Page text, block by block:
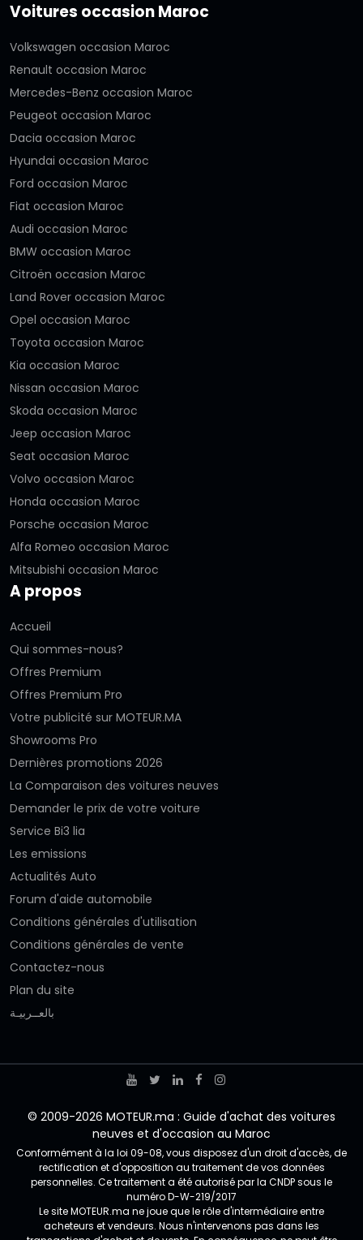
Voitures occasion Maroc
Volkswagen occasion Maroc
Renault occasion Maroc
Mercedes-Benz occasion Maroc
Peugeot occasion Maroc
Dacia occasion Maroc
Hyundai occasion Maroc
Ford occasion Maroc
Fiat occasion Maroc
Audi occasion Maroc
BMW occasion Maroc
Citroën occasion Maroc
Land Rover occasion Maroc
Opel occasion Maroc
Toyota occasion Maroc
Kia occasion Maroc
Nissan occasion Maroc
Skoda occasion Maroc
Jeep occasion Maroc
Seat occasion Maroc
Volvo occasion Maroc
Honda occasion Maroc
Porsche occasion Maroc
Alfa Romeo occasion Maroc
Mitsubishi occasion Maroc
A propos
Accueil
Qui sommes-nous?
Offres Premium
Offres Premium Pro
Votre publicité sur MOTEUR.MA
Showrooms Pro
Dernières promotions 2026
La Comparaison des voitures neuves
Demander le prix de votre voiture
Service Bi3 lia
Les emissions
Actualités Auto
Forum d'aide automobile
Conditions générales d'utilisation
Conditions générales de vente
Contactez-nous
Plan du site
بالعــربيـة
© 2009-2026 MOTEUR.ma : Guide d'achat des voitures
neuves et d'occasion au Maroc
Conformément à la loi 09-08, vous disposez d'un droit d'accès, de
rectification et d'opposition au traitement de vos données
personnelles. Ce traitement a été autorisé par la CNDP sous le
numéro D-W-219/2017
Le site MOTEUR.ma ne joue que le rôle d'intermédiaire entre
acheteurs et vendeurs. Nous n'intervenons pas dans les